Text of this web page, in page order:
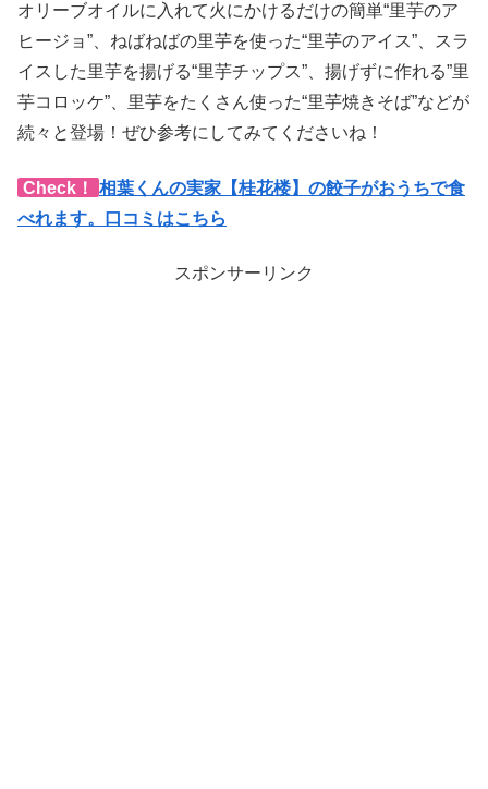
オリーブオイルに入れて火にかけるだけの簡単“里芋のア
ヒージョ”、ねばねばの里芋を使った“里芋のアイス”、スラ
イスした里芋を揚げる“里芋チップス”、揚げずに作れる”里
芋コロッケ”、里芋をたくさん使った“里芋焼きそば”などが
続々と登場！ぜひ参考にしてみてくださいね！
Check！
相葉くんの実家【桂花楼】の餃子がおうちで食
べれます。口コミはこちら
スポンサーリンク